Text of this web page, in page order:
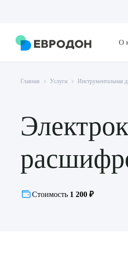
О
Главная Услуги Инструментальная
Стоимость 1 200 ₽